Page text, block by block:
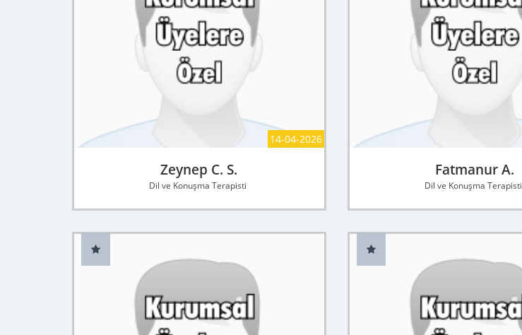
14-04-2026
Zeynep C. S.
Dil ve Konuşma Terapisti
Fatmanur A.
Dil ve Konuşma Terapisti